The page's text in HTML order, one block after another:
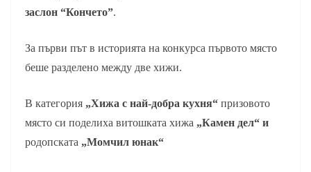
заслон “Кончето”.
За първи път в историята на конкурса първото място
беше разделено между две хижи.
В категория „Хижа с най-добра кухня“ призовото
място си поделиха витошката хижа „Камен дел“ и
родопската „Момчил юнак“